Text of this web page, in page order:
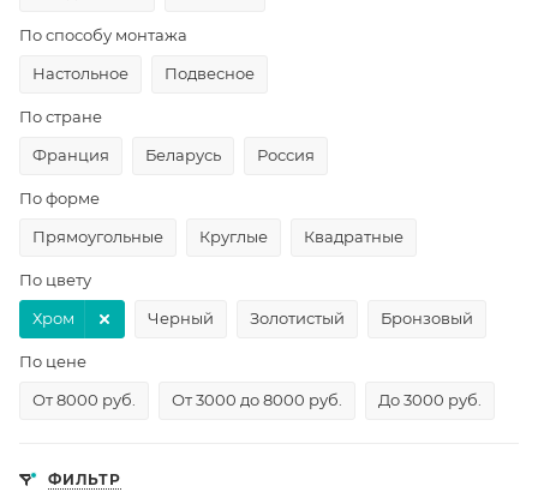
По способу монтажа
Настольное
Подвесное
По стране
Франция
Беларусь Россия
По форме
Прямоугольные
Круглые Квадратные
По цвету
Черный
Золотистый Бронзовый
Хром
По цене
От 8000 руб.
От 3000 до 8000 руб. До 3000 руб.
ФИЛЬТР